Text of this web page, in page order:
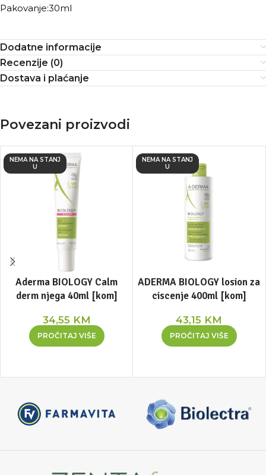
Pakovanje:30ml
Dodatne informacije
Recenzije (0)
Dostava i plaćanje
Povezani proizvodi
NEMA NA STANJ
U
Aderma BIOLOGY Calm
derm njega 40ml [kom]
34,55 KM
PROČITAJ VIŠE
NEMA NA STANJ
U
ADERMA BIOLOGY losion za
ciscenje 400ml [kom]
43,15 KM
PROČITAJ VIŠE